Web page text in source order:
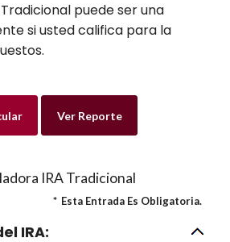
puede ser una
si usted califica para la
IRA Tradicional
* Esta Entrada Es Obligatoria.
IRA: